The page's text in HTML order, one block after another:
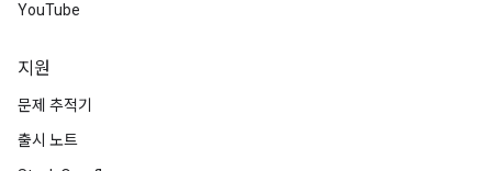
YouTube
지원
문제 추적기
출시 노트